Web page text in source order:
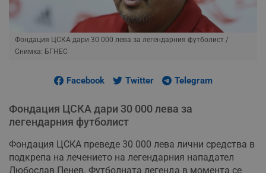
Фондация ЦСКА дари 30 000 лева за легендарния футболист /
Снимка: БГНЕС
Facebook Twitter Telegram
Фондация ЦСКА дари 30 000 лева за
легендарния футболист
Фондация ЦСКА преведе 30 000 лева лични средства в
подкрепа на лечението на легендарния нападател
Любослав Пенев. Футболната легенда в момента се